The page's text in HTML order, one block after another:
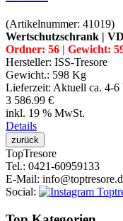
(Artikelnummer: 41019)
Wertschutzschrank |
Ordner: 56 | Gewicht:
Hersteller: ISS-Tresore
Gewicht.: 598 Kg
Lieferzeit: Aktuell ca. 4-6
3 586.99 €
inkl. 19 % MwSt.
Details
TopTresore
Tel.: 0421-60959133
E-Mail:
Social: